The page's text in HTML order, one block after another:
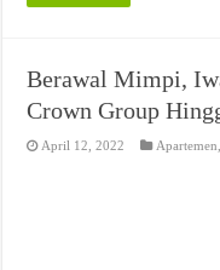
Berawal Mimpi,
Crown Group
April 12, 2022 Apartemen